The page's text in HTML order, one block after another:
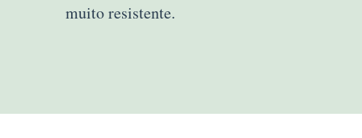
muito resistente.